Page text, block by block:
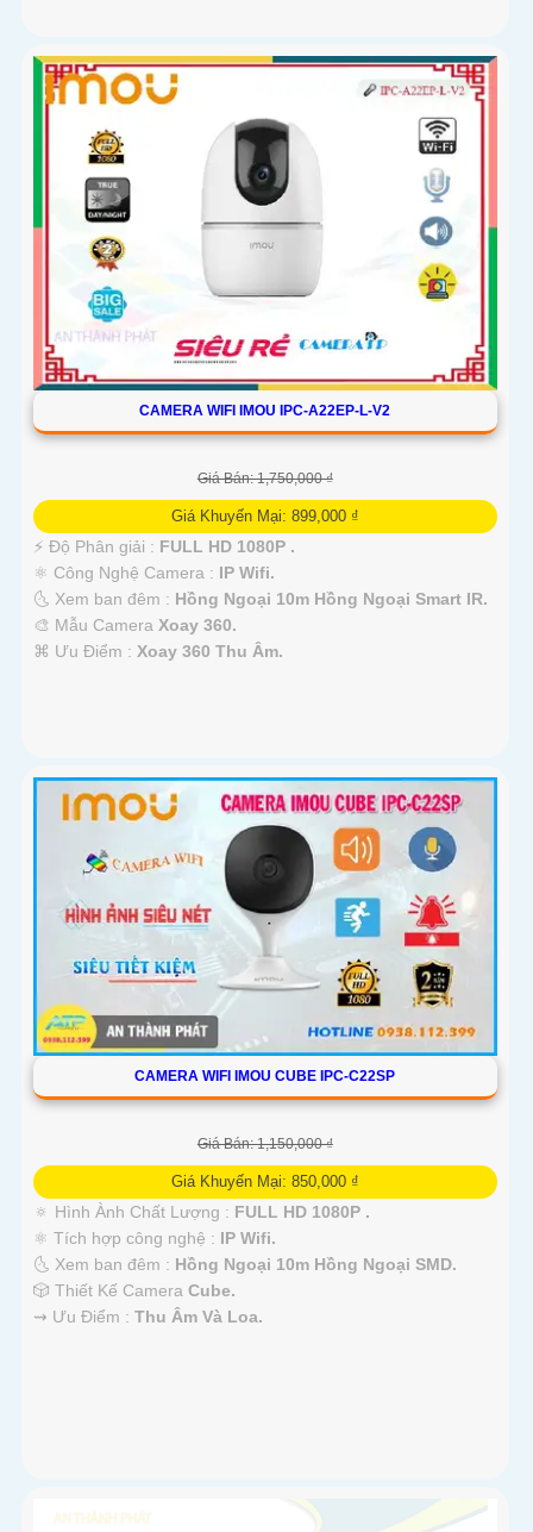
CAMERA WIFI IMOU IPC-A22EP-L-V2
Giá Bán: 1,750,000 ₫
Giá Khuyến Mại: 899,000 ₫
️⚡ Độ Phân giải : FULL HD 1080P .
⚛️ Công Nghệ Camera : IP Wifi.
🌜 Xem ban đêm : Hồng Ngoại 10m Hồng Ngoại Smart IR.
🎨 Mẫu Camera Xoay 360.
️⌘ Ưu Điểm : Xoay 360 Thu Âm.
CAMERA WIFI IMOU CUBE IPC-C22SP
Giá Bán: 1,150,000 ₫
Giá Khuyến Mại: 850,000 ₫
🔅 Hình Ành Chất Lượng : FULL HD 1080P .
⚛️ Tích hợp công nghệ : IP Wifi.
🌜 Xem ban đêm : Hồng Ngoại 10m Hồng Ngoại SMD.
🎲 Thiết Kế Camera Cube.
️⇝ Ưu Điểm : Thu Âm Và Loa.